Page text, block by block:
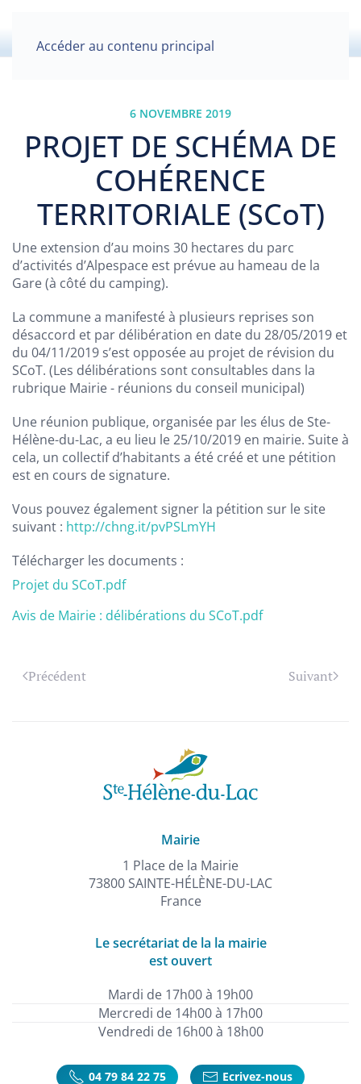
Accéder au contenu principal
6 NOVEMBRE 2019
PROJET DE SCHÉMA DE
COHÉRENCE
TERRITORIALE (SCoT)
Une extension d’au moins 30 hectares du parc
d’activités d’Alpespace est prévue au hameau de la
Gare (à côté du camping).
La commune a manifesté à plusieurs reprises son
désaccord et par délibération en date du 28/05/2019 et
du 04/11/2019 s’est opposée au projet de révision du
SCoT. (Les délibérations sont consultables dans la
rubrique Mairie - réunions du conseil municipal)
Une réunion publique, organisée par les élus de Ste-
Hélène-du-Lac, a eu lieu le 25/10/2019 en mairie. Suite à
cela, un collectif d’habitants a été créé et une pétition
est en cours de signature.
Vous pouvez également signer la pétition sur le site
suivant : http://chng.it/pvPSLmYH
Télécharger les documents :
Projet du SCoT.pdf
Avis de Mairie : délibérations du SCoT.pdf
Précédent Suivant
Mairie
1 Place de la Mairie
73800 SAINTE-HÉLÈNE-DU-LAC
France
Le secrétariat de la la mairie
est ouvert
Mardi de 17h00 à 19h00
Mercredi de 14h00 à 17h00
Vendredi de 16h00 à 18h00
04 79 84 22 75 Ecrivez-nous